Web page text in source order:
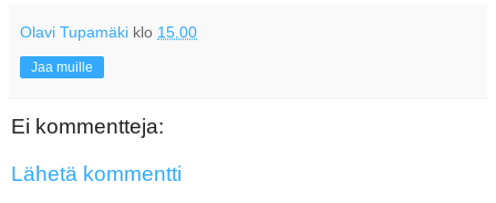
Olavi Tupamäki klo 15.00
Jaa muille
Ei kommentteja:
Lähetä kommentti